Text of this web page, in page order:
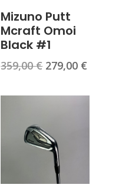
Mizuno Putt
Mcraft Omoi
Black #1
359,00€ El
original
279,00 €
actual